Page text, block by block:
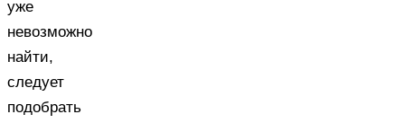
уже
невозможно
найти,
следует
подобрать